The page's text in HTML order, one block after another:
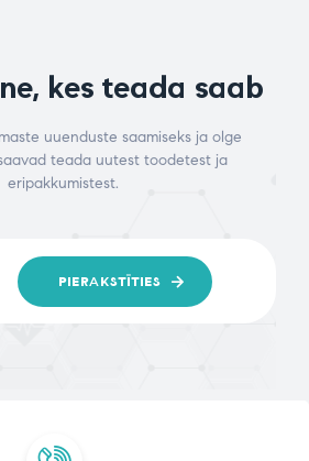
kes teada saab
uuenduste saamiseks ja olge
teada uutest toodetest ja
eripakkumistest.
PIERAKSTĪTIES